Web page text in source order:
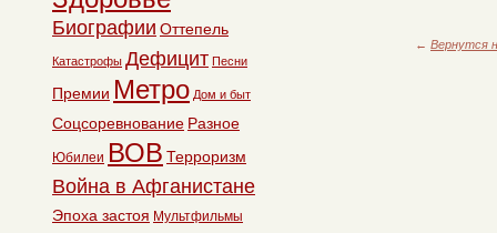
← Вернутся
Биографии Оттепель
Катастрофы Дефицит Песни
Премии Метро Дом и быт
Соцсоревнование Разное
Юбилеи ВОВ Терроризм
Война в Афганистане
Эпоха застоя Мультфильмы